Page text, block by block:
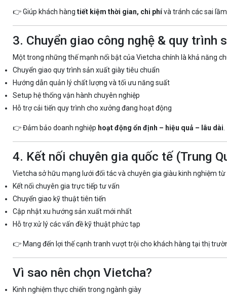
👉 Giúp khách hàng tiết kiệm thời gian, chi phívà tránh các sai
3. Chuyển giao công nghệ & quy trình
Một trong những thế mạnh nổi bật của Vietcha chính là khả năng
Chuyển giao quy trình sản xuất giày tiêu chuẩn
Hướng dẫn quản lý chất lượng và tối ưu năng suất
Setup hệ thống vận hành chuyên nghiệp
Hỗ trợ cải tiến quy trình cho xưởng đang hoạt động
👉 Đảm bảo doanh nghiệp hoạt động ổn định – hiệu quả – lâu dài
4. Kết nối chuyên gia quốc tế (Trung
Vietcha sở hữu mạng lưới đối tác và chuyên gia giàu kinh nghiệm
Kết nối chuyên gia trực tiếp tư vấn
Chuyển giao kỹ thuật tiên tiến
Cập nhật xu hướng sản xuất mới nhất
Hỗ trợ xử lý các vấn đề kỹ thuật phức tạp
👉 Mang đến lợi thế cạnh tranh vượt trội cho khách hàng tại thị
Vì sao nên chọn Vietcha?
Kinh nghiệm thực chiến trong ngành giày